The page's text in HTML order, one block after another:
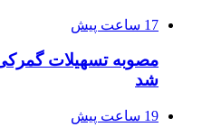
17 ساعت پیش
مصوبه تسهیلات
شد
19 ساعت پیش